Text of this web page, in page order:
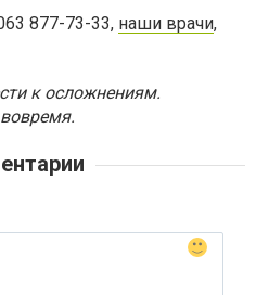
877-73-33, наши врачи,
к осложнениям.